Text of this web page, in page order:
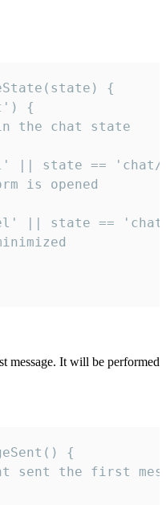
{
{
the chat state
|| state ==
is opened
|| state ==
message. It will be performed
{
sent the first